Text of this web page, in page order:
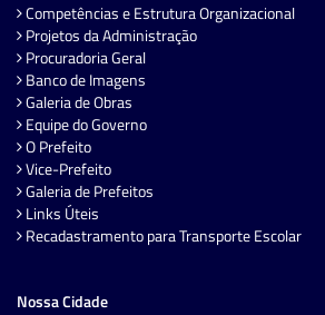
Competências e Estrutura Organizacional
Projetos da Administração
Procuradoria Geral
Banco de Imagens
Galeria de Obras
Equipe do Governo
O Prefeito
Vice-Prefeito
Galeria de Prefeitos
Links Úteis
Recadastramento para Transporte Escolar
Nossa Cidade